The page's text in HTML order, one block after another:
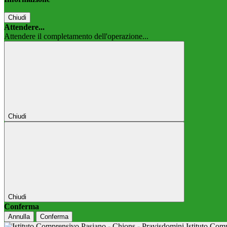
Chiudi
Attendere...
Attendere il completamento dell'operazione...
Chiudi
Chiudi
Conferma
Annulla Conferma